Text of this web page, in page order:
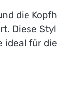
die
Diese
ideal für